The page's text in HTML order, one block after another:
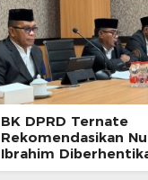
BK DPRD Ternate
Rekomendasikan
Ibrahim
Akibat Pelanggaran